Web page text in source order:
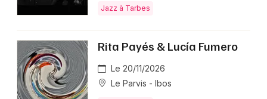
Jazz à Tarbes
Rita Payés & Lucía Fumero
Le 20/11/2026
Le Parvis - Ibos